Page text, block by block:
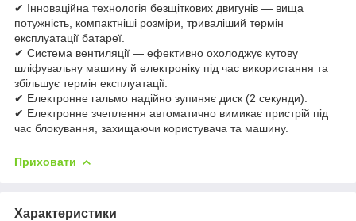
✔ Інноваційна технологія безщіткових двигунів — вища
потужність, компактніші розміри, триваліший термін
експлуатації батареї.
✔ Система вентиляції — ефективно охолоджує кутову
шліфувальну машину й електроніку під час використання та
збільшує термін експлуатації.
✔ Електронне гальмо надійно зупиняє диск (2 секунди).
✔ Електронне зчеплення автоматично вимикає пристрій під
час блокування, захищаючи користувача та машину.
Приховати
Характеристики